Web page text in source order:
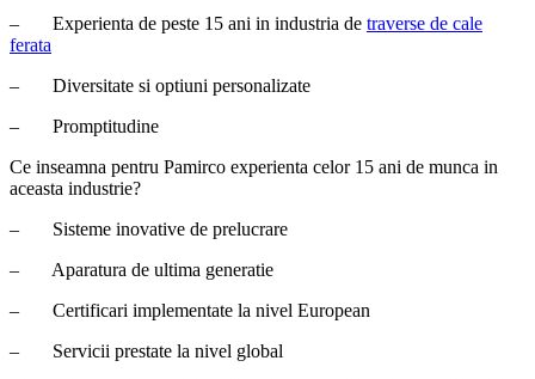
– Experienta de peste 15 ani in industria de traverse de cale
ferata
– Diversitate si optiuni personalizate
– Promptitudine
Ce inseamna pentru Pamirco experienta celor 15 ani de munca in
aceasta industrie?
– Sisteme inovative de prelucrare
– Aparatura de ultima generatie
– Certificari implementate la nivel European
– Servicii prestate la nivel global